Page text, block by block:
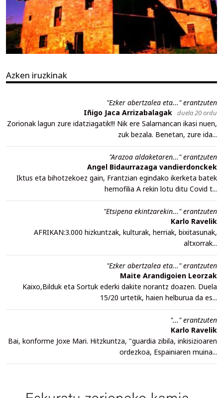
Azken iruzkinak
"Ezker abertzalea eta..." erantzuten
Iñigo Jaca Arrizabalagak duela 20 ordu
Zorionak lagun zure idatziagatik!!! Nik ere Salamancan ikasi nuen,
zuk bezala. Benetan, zure ida...
"Arazoa aldaketaren..." erantzuten
Angel Bidaurrazaga vandierdonckek
Iktus eta bihotzekoez gain, Frantzian egindako ikerketa batek
hemofilia A rekin lotu ditu Covid t...
"Etsipena ekintzarekin..." erantzuten
Karlo Ravelik
AFRIKAN:3.000 hizkuntzak, kulturak, herriak, bixitasunak,
altxorrak...
"Ezker abertzalea eta..." erantzuten
Maite Arandigoien Leorzak
Kaixo,Bilduk eta Sortuk ederki dakite norantz doazen. Duela
15/20 urtetik, haien helburua da es...
"..." erantzuten
Karlo Ravelik
Bai, konforme Joxe Mari. Hitzkuntza, "guardia zibila, inkisizioaren
ordezkoa, Espainiaren muina...